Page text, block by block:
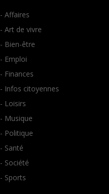
- Affaires
- Art de vivre
- Bien-être
- Emploi
- Finances
- Infos citoyennes
- Loisirs
- Musique
- Politique
- Santé
- Société
- Sports